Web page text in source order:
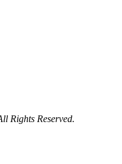
Rights Reserved.